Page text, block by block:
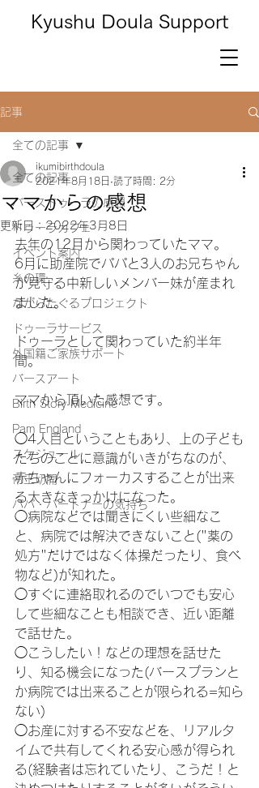
Kyushu Doula Support
記事
全ての記事
バースドゥーラの感想
ドゥーラカフェ
イベント案内
糸の環
ながらたぐるプロジェクト
ドゥーラサービス
外国籍ご家族サポート
バースアート
Birth Story Medicine
Pam England
スケジュール
帝王切開
パパ・パートナーの気持ち
全ての記事
ママからの感想
ikumibirthdoula
2021年8月18日 読了時間: 2分
更新日：2022年3月8日
去年の12月から関わっていたママ。
6月に助産院でパパと3人のお兄ちゃん
が見守る中新しいメンバー妹が産まれ
ました。
ドゥーラとして関わっていた約半年
間。
ママから頂いた感想です。
◯4人目ということもあり、上の子ども
たちのことに意識がいきがちなのが、
赤ちゃんにフォーカスすることが出来
る大きなきっかけになった。
◯病院などでは聞きにくい些細なこ
と、病院では解決できないこと("薬の
処方"だけではなく体操だったり、食べ
物など)が知れた。
◯すぐに連絡取れるのでいつでも安心
して些細なことも相談でき、近い距離
で話せた。
◯こうしたい！などの理想を話せた
り、知る機会になった(バースプランと
か病院では出来ることが限られる=知ら
ない)
◯お産に対する不安などを、リアルタ
イムで共有してくれる安心感が得られ
る(経験者は忘れていたり、こうだ！と